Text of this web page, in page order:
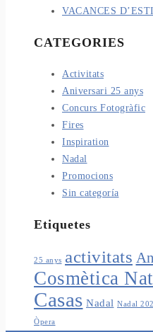
VACANCES
CATEGORIES
Activitats
Aniversari 25 anys
Concurs Fotogràfic
Fires
Inspiration
Nadal
Promocions
Sin categoría
Etiquetes
25 anys activitats
Cosmètica
Casas Nadal Nadal
Òpera